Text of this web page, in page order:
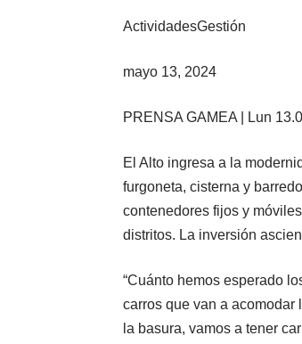
ActividadesGestión
mayo 13, 2024
PRENSA GAMEA | Lun
El Alto ingresa a la
furgoneta, cisterna y
contenedores fijos y
distritos. La inversión
“Cuánto hemos esperado
carros que van a acomodar
la basura, vamos a tener